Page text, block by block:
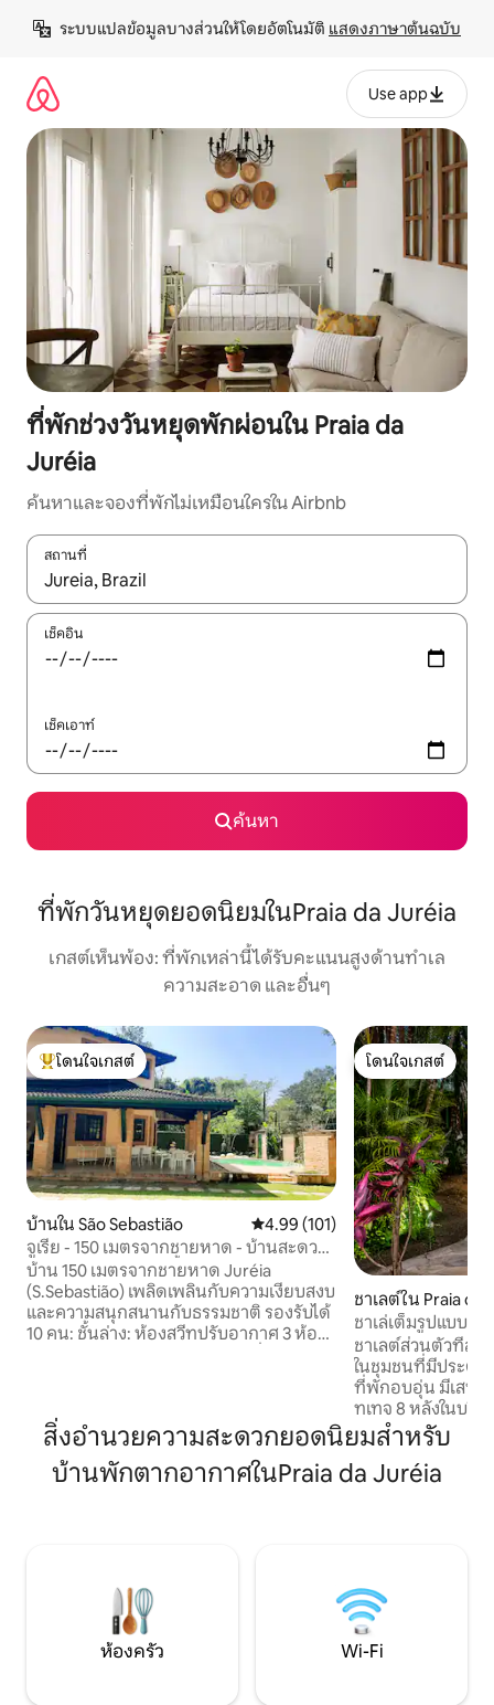
เนื้อหา
ระบบแปลข้อมูลบางส่วนให้โดยอัตโนมัติ แสดงภาษาต้นฉบับ
Use app
ที่พักช่วงวันหยุดพักผ่อนใน Praia da
Juréia
ค้นหาและจองที่พักไม่เหมือนใครใน Airbnb
สถานที่
ใช้ลูกศรขึ้นลง หรือใช้การสัมผัสหรือปัด เพื่อสำรวจผลการค้นหา
เช็คอิน
เช็คเอาท์
ค้นหา
ที่พักวันหยุดยอดนิยมในPraia da Juréia
เกสต์เห็นพ้อง: ที่พักเหล่านี้ได้รับคะแนนสูงด้านทำเล
ความสะอาด และอื่นๆ
โดนใจเกสต์ที่สุด
โดนใจเกสต์
บ้านใน São Sebastião คะแนนเฉลี่ย 4.99 จาก 5, 101 รีวิว
4.99 (101)
จูเรีย - 150 เมตรจากชายหาด - บ้านสะดวก
สบายพร้อมสระว่ายน้ำ
บ้าน 150 เมตรจากชายหาด Juréia
(S.Sebastião) เพลิดเพลินกับความเงียบสงบ
และความสนุกสนานกับธรรมชาติ รองรับได้
10 คน: ชั้นล่าง: ห้องสวีทปรับอากาศ 3 ห้อง
ไมโครเวฟและเครื่องล้างจานตู้กับข้าวซักรีด
พร้อมเครื่องซักผ้าโถสุขภัณฑ์ ชั้นลอย: ห้อง
รับประทานอาหารทีวีและเตาผิง พื้นที่กลาง
แจ้ง: สระว่ายน้ำพร้อมดาดฟ้าห้องอาบน้ำ 2
โดนใจเกสต์
โดนใจเกสต์
ชาเลต์ใน Praia da
ชาเล่เต็มรูปแบบ •
เซบาสเตียว
ชาเลต์ส่วนตัวที่สว
ในชุมชนที่มีประตู
ที่พักอบอุ่น มีเสน่ห์
ทเทจ 8 หลังในบริเ
อูนา จูเคฮี และกัม
เหนือของเซาเปาลู
ชั่วโมง ที่พักมีห้อง
ติก
สิ่งอำนวยความสะดวกยอดนิยมสำหรับ
บ้านพักตากอากาศในPraia da Juréia
ห้องครัว Wi-Fi